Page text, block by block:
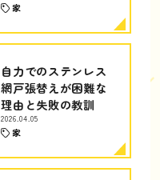
家
自力でのステンレス
網戸張替えが困難な
理由と失敗の教訓
2026.04.05
家